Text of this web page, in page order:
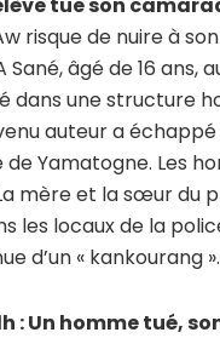
risque de nuire à
âgé de 16 ans,
dans une structure
auteur a
Yamatogne. Les
mère et la sœur du
les locaux de la
d’un « kankourang ».
: Un homme tué,